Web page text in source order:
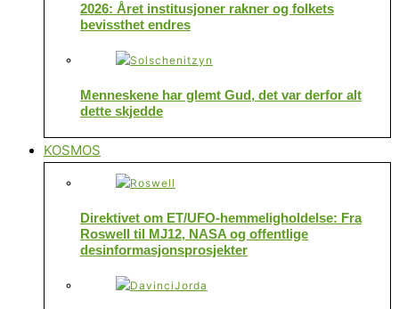
2026: Året institusjoner rakner og folkets
bevissthet endres
Menneskene har glemt Gud, det var derfor alt
dette skjedde
KOSMOS
Direktivet om ET/UFO-hemmeligholdelse: Fra
Roswell til MJ12, NASA og offentlige
desinformasjonsprosjekter